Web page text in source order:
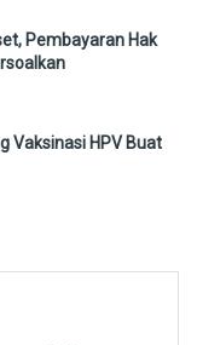
Pembayaran Hak
Vaksinasi HPV Buat